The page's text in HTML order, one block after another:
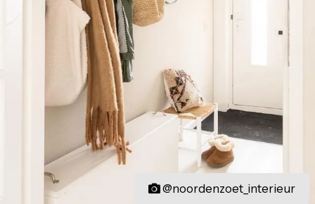
@noordenzoet_interieur